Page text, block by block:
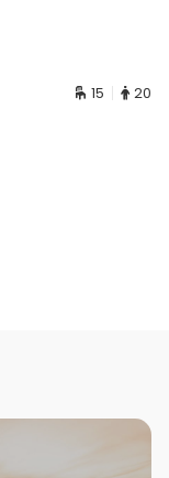
15 20